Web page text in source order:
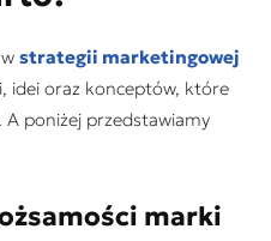
strategii marketingowej
idei oraz konceptów, które
poniżej przedstawiamy
marki